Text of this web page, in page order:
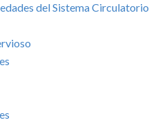
del Sistema Circulatorio